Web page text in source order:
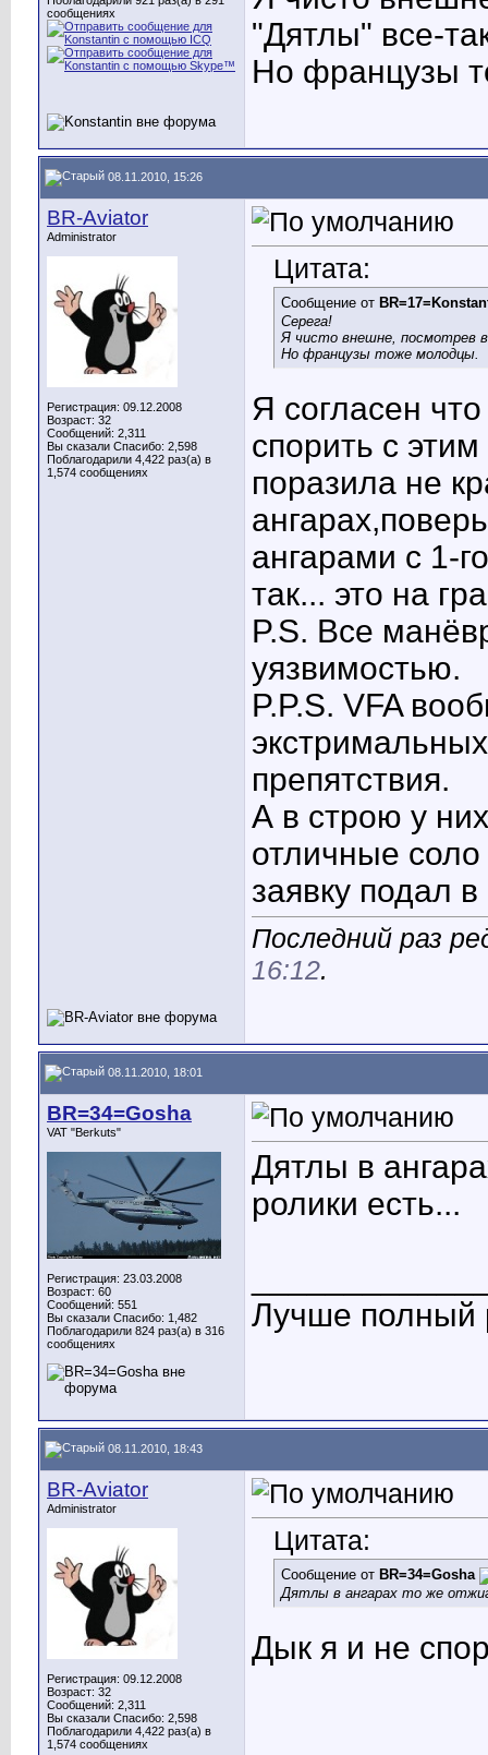
сообщениях
"Дятлы" все-
Но французы
08.11.2010, 15:26
BR-Aviator
Administrator
Регистрация: 09.12.2008
Возраст: 32
Сообщений: 2,311
Вы сказали Спасибо: 2,598
Поблагодарили 4,422 раз(а) в
1,574 сообщениях
Цитата:
Сообщение от
Серега!
Я чисто внешне, посмотрев
Но французы тоже молодцы.
Я согласен
спорить с
поразила не
ангарами с 1-
так... это на
P.S. Все
уязвимостью.
P.P.S. VFA
препятствия.
А в строю у
отличные
заявку подал
Последний раз
16:12.
08.11.2010, 18:01
BR=34=Gosha
VAT "Berkuts"
Регистрация: 23.03.2008
Возраст: 60
Сообщений: 551
Вы сказали Спасибо: 1,482
Поблагодарили 824 раз(а) в 316
сообщениях
Дятлы в
ролики есть...
Лучше полный
08.11.2010, 18:43
BR-Aviator
Administrator
Регистрация: 09.12.2008
Возраст: 32
Сообщений: 2,311
Вы сказали Спасибо: 2,598
Поблагодарили 4,422 раз(а) в
1,574 сообщениях
Цитата:
Сообщение от BR=34=Gosha
Дятлы в ангарах то же
Дык я и не